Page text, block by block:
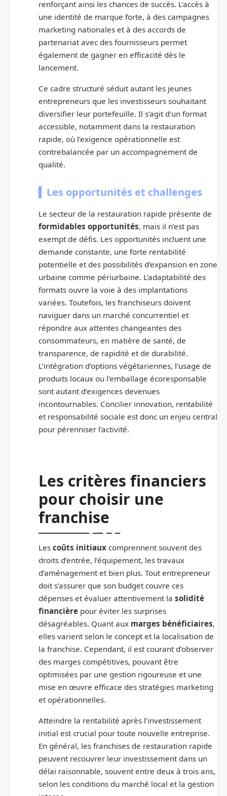
renforçant ainsi les chances de succès. L’accès à
une identité de marque forte, à des campagnes
marketing nationales et à des accords de
partenariat avec des fournisseurs permet
également de gagner en efficacité dès le
lancement.
Ce cadre structuré séduit autant les jeunes
entrepreneurs que les investisseurs souhaitant
diversifier leur portefeuille. Il s’agit d’un format
accessible, notamment dans la restauration
rapide, où l’exigence opérationnelle est
contrebalancée par un accompagnement de
qualité.
Les opportunités et challenges
Le secteur de la restauration rapide présente de
formidables opportunités, mais il n’est pas
exempt de défis. Les opportunités incluent une
demande constante, une forte rentabilité
potentielle et des possibilités d’expansion en zone
urbaine comme périurbaine. L’adaptabilité des
formats ouvre la voie à des implantations
variées. Toutefois, les franchiseurs doivent
naviguer dans un marché concurrentiel et
répondre aux attentes changeantes des
consommateurs, en matière de santé, de
transparence, de rapidité et de durabilité.
L’intégration d’options végétariennes, l’usage de
produits locaux ou l’emballage écoresponsable
sont autant d’exigences devenues
incontournables. Concilier innovation, rentabilité
et responsabilité sociale est donc un enjeu central
pour pérenniser l’activité.
Les critères financiers
pour choisir une
franchise
Les coûts initiaux comprennent souvent des
droits d’entrée, l’équipement, les travaux
d’aménagement et bien plus. Tout entrepreneur
doit s’assurer que son budget couvre ces
dépenses et évaluer attentivement la solidité
financière pour éviter les surprises
désagréables. Quant aux marges bénéficiaires,
elles varient selon le concept et la localisation de
la franchise. Cependant, il est courant d’observer
des marges compétitives, pouvant être
optimisées par une gestion rigoureuse et une
mise en œuvre efficace des stratégies marketing
et opérationnelles.
Atteindre la rentabilité après l’investissement
initial est crucial pour toute nouvelle entreprise.
En général, les franchises de restauration rapide
peuvent recouvrer leur investissement dans un
délai raisonnable, souvent entre deux à trois ans,
selon les conditions du marché local et la gestion